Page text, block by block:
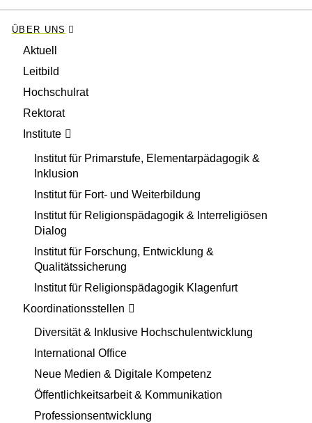
ÜBER UNS
Aktuell
Leitbild
Hochschulrat
Rektorat
Institute
Institut für Primarstufe, Elementarpädagogik &
Inklusion
Institut für Fort- und Weiterbildung
Institut für Religionspädagogik & Interreligiösen
Dialog
Institut für Forschung, Entwicklung &
Qualitätssicherung
Institut für Religionspädagogik Klagenfurt
Koordinationsstellen
Diversität & Inklusive Hochschulentwicklung
International Office
Neue Medien & Digitale Kompetenz
Öffentlichkeitsarbeit & Kommunikation
Professionsentwicklung